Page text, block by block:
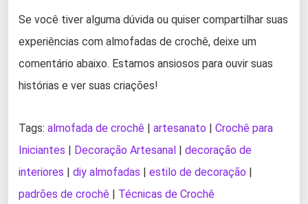
Se você tiver alguma dúvida ou quiser compartilhar suas
experiências com almofadas de crochê, deixe um
comentário abaixo. Estamos ansiosos para ouvir suas
histórias e ver suas criações!
Tags: almofada de crochê | artesanato | Crochê para
Iniciantes | Decoração Artesanal | decoração de
interiores | diy almofadas | estilo de decoração |
padrões de crochê | Técnicas de Crochê